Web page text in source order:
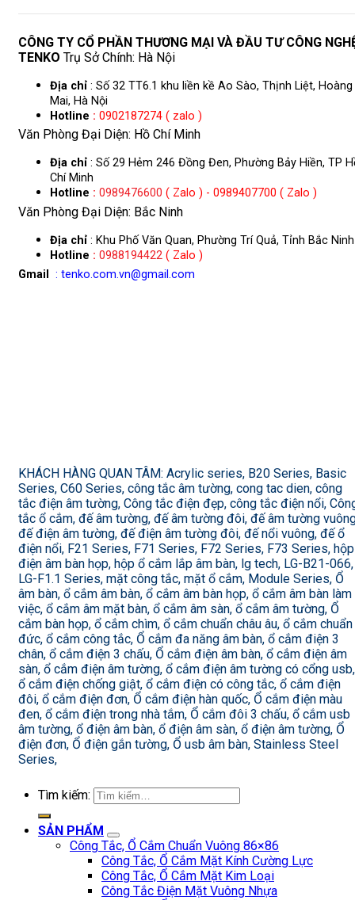
CÔNG TY CỔ PHẦN THƯƠNG MẠI VÀ ĐẦU TƯ CÔNG
TENKO Trụ Sở Chính: Hà Nội
Địa chỉ : Số 32 TT6.1 khu liền kề Ao Sào, Thịnh Liệt, Hoàng
Mai, Hà Nội
Hotline : 0902187274 ( zalo )
Văn Phòng Đại Diện: Hồ Chí Minh
Địa chỉ : Số 29 Hẻm 246 Đồng Đen, Phường Bảy Hiền, TP
Chí Minh
Hotline : 0989476600 ( Zalo ) - 0989407700 ( Zalo )
Văn Phòng Đại Diện: Bắc Ninh
Địa chỉ : Khu Phố Văn Quan, Phường Trí Quả, Tỉnh Bắc Ninh
Hotline : 0988194422 ( Zalo )
Gmail
: tenko.com.vn@gmail.com
KHÁCH HÀNG QUAN TÂM: Acrylic series, B20 Series, Basic
Series, C60 Series, công tắc âm tường, cong tac dien, công
tắc điện âm tường, Công tắc điện đẹp, công tắc điện nổi,
tắc ổ cắm, đế âm tường, đế âm tường đôi, đế âm tường
đế điện âm tường, đế điện âm tường đôi, đế nổi vuông, đế ổ
điện nổi, F21 Series, F71 Series, F72 Series, F73 Series, hộp
điện âm bàn họp, hộp ổ cắm lắp âm bàn, lg tech, LG-B21-066,
LG-F1.1 Series, mặt công tắc, mặt ổ cắm, Module Series, Ổ
âm bàn, ổ cắm âm bàn, ổ cắm âm bàn họp, ổ cắm âm bàn làm
việc, ổ cắm âm mặt bàn, ổ cắm âm sàn, ổ cắm âm tường, Ổ
cắm bàn họp, ổ cắm chìm, ổ cắm chuẩn châu âu, ổ cắm chuẩn
đức, ổ cắm công tắc, Ổ cắm đa năng âm bàn, ổ cắm điện 3
chân, ổ cắm điện 3 chấu, Ổ cắm điện âm bàn, ổ cắm điện âm
sàn, ổ cắm điện âm tường, ổ cắm điện âm tường có cổng usb,
ổ cắm điện chống giật, ổ cắm điện có công tắc, ổ cắm điện
đôi, ổ cắm điện đơn, Ổ cắm điện hàn quốc, Ổ cắm điện màu
đen, ổ cắm điện trong nhà tắm, Ổ cắm đôi 3 chấu, ổ cắm usb
âm tường, ổ điện âm bàn, ổ điện âm sàn, ổ điện âm tường, Ổ
điện đơn, Ổ điện gắn tường, Ổ usb âm bàn, Stainless Steel
Series,
Tìm kiếm:
SẢN PHẨM
Công Tắc, Ổ Cắm Chuẩn Vuông 86×86
Công Tắc, Ổ Cắm Mặt Kính Cường Lực
Công Tắc, Ổ Cắm Mặt Kim Loại
Công Tắc Điện Mặt Vuông Nhựa